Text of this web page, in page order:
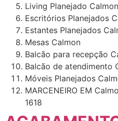
Living Planejado Calmon
Escritórios Planejados
Estantes Planejados
Mesas Calmon
Balcão para recepção
Balcão de atendimento
Móveis Planejados
MARCENEIRO EM
1618